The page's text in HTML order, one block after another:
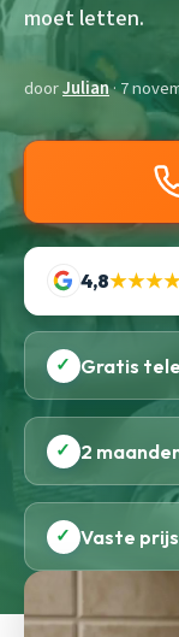
moet letten.
doorJulian· 7
4,8
✓ Gratis
✓ 2
✓ Vaste